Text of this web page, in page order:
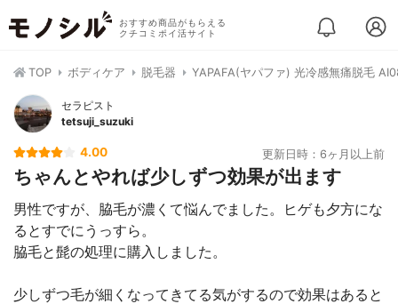
おすすめ商品がもらえる
クチコミポイ活サイト
TOP ボディケア 脱毛器 YAPAFA(ヤパファ) 光冷感無痛脱毛
セラピスト
tetsuji_suzuki
4.00 更新日時：6ヶ月以上前
ちゃんとやれば少しずつ効果が出ます
男性ですが、脇毛が濃くて悩んでました。ヒゲも夕方にな
るとすでにうっすら。
脇毛と髭の処理に購入しました。
少しずつ毛が細くなってきてる気がするので効果はあると